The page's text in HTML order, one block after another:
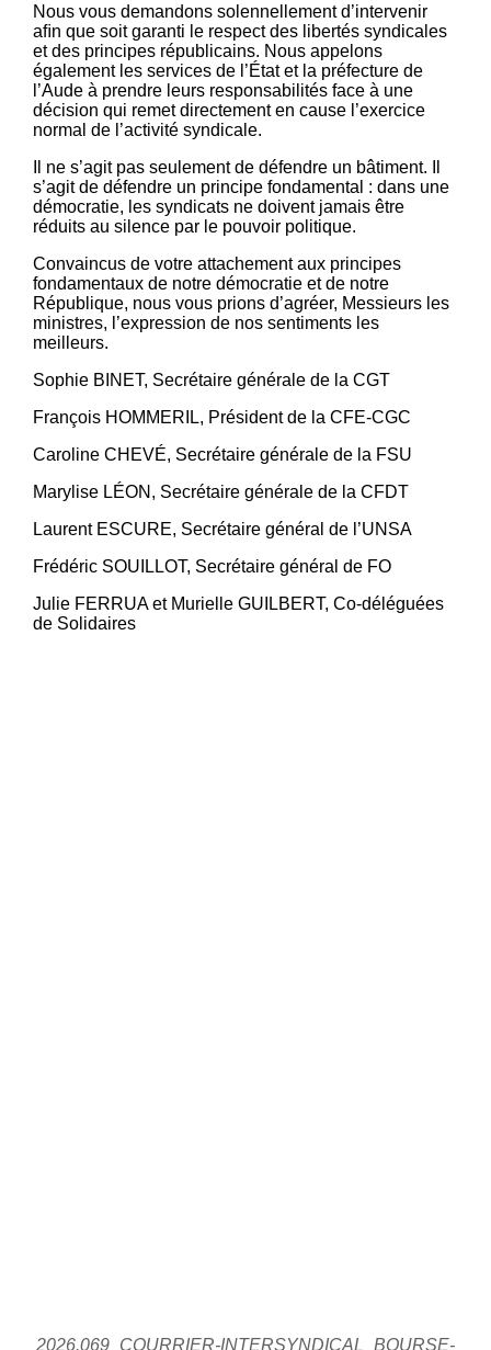
Nous vous demandons solennellement d’intervenir
aﬁn que soit garanti le respect des libertés syndicales
et des principes républicains. Nous appelons
également les services de l’État et la préfecture de
l’Aude à prendre leurs responsabilités face à une
décision qui remet directement en cause l’exercice
normal de l’activité syndicale.
Il ne s’agit pas seulement de défendre un bâtiment. Il
s’agit de défendre un principe fondamental : dans une
démocratie, les syndicats ne doivent jamais être
réduits au silence par le pouvoir politique.
Convaincus de votre attachement aux principes
fondamentaux de notre démocratie et de notre
République, nous vous prions d’agréer, Messieurs les
ministres, l’expression de nos sentiments les
meilleurs.
Sophie BINET, Secrétaire générale de la CGT
François HOMMERIL, Président de la CFE-CGC
Caroline CHEVÉ, Secrétaire générale de la FSU
Marylise LÉON, Secrétaire générale de la CFDT
Laurent ESCURE, Secrétaire général de l’UNSA
Frédéric SOUILLOT, Secrétaire général de FO
Julie FERRUA et Murielle GUILBERT, Co-déléguées
de Solidaires
2026.069_COURRIER-INTERSYNDICAL_BOURSE-